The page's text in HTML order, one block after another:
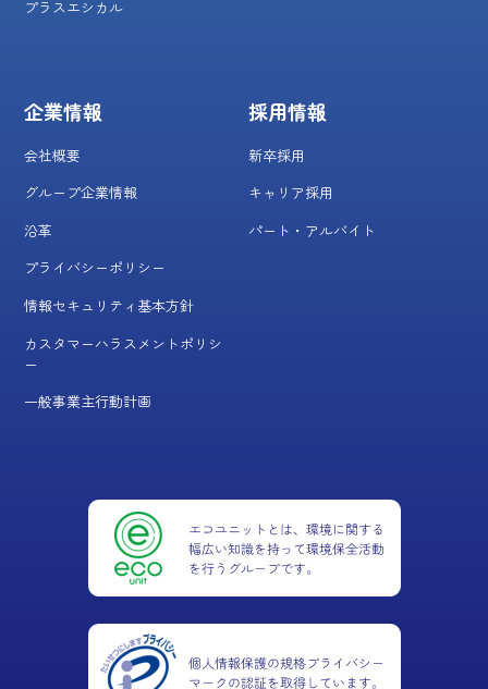
プラスエシカル
企業情報
会社概要
グループ企業情報
沿革
プライバシーポリシー
情報セキュリティ基本方針
カスタマーハラスメントポリシ
ー
一般事業主行動計画
採用情報
新卒採用
キャリア採用
パート・アルバイト